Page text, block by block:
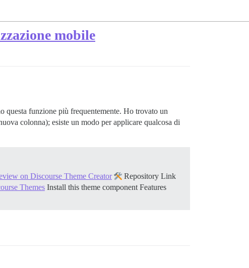
mobile
questa funzione più frequentemente. Ho trovato un
colonna); esiste un modo per applicare qualcosa di
on Discourse Theme Creator
Repository Link
Themes Install this theme component Features